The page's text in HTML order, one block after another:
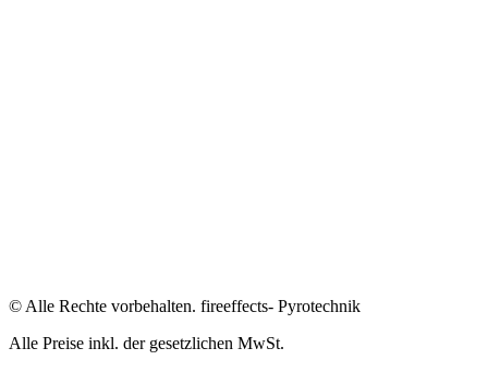
© Alle Rechte vorbehalten. fireeffects- Pyrotechnik
Alle Preise inkl. der gesetzlichen MwSt.